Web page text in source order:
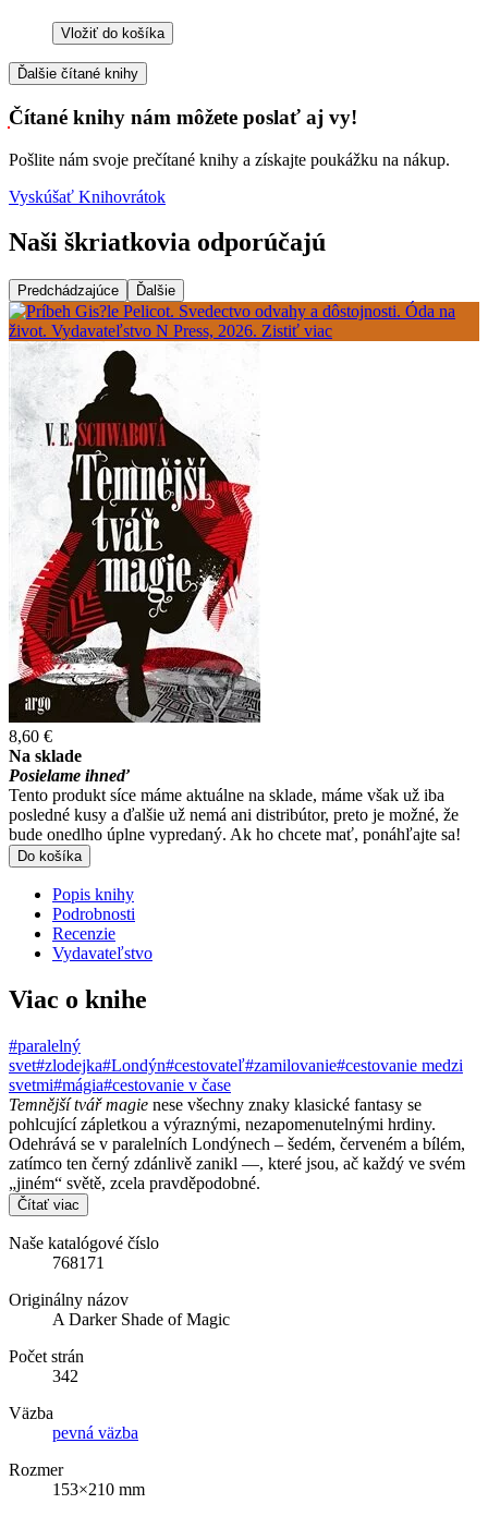
Vložiť do košíka
Ďalšie čítané knihy
Čítané knihy nám môžete poslať aj vy!
Pošlite nám svoje prečítané knihy a získajte poukážku na nákup.
Vyskúšať Knihovrátok
Naši škriatkovia odporúčajú
Predchádzajúce Ďalšie
8,60 €
Na sklade
Posielame ihneď
Tento produkt síce máme aktuálne na sklade, máme však už iba
posledné kusy a ďalšie už nemá ani distribútor, preto je možné, že
bude onedlho úplne vypredaný. Ak ho chcete mať, ponáhľajte sa!
Do košíka
Popis knihy
Podrobnosti
Recenzie
Vydavateľstvo
Viac o knihe
#paralelný
svet#zlodejka#Londýn#cestovateľ#zamilovanie#cestovanie medzi
svetmi#mágia#cestovanie v čase
Temnější tvář magie nese všechny znaky klasické fantasy se
pohlcující zápletkou a výraznými, nezapomenutelnými hrdiny.
Odehrává se v paralelních Londýnech – šedém, červeném a bílém,
zatímco ten černý zdánlivě zanikl —, které jsou, ač každý ve svém
„jiném“ světě, zcela pravděpodobné.
Čítať viac
Naše katalógové číslo
768171
Originálny názov
A Darker Shade of Magic
Počet strán
342
Väzba
pevná väzba
Rozmer
153×210 mm